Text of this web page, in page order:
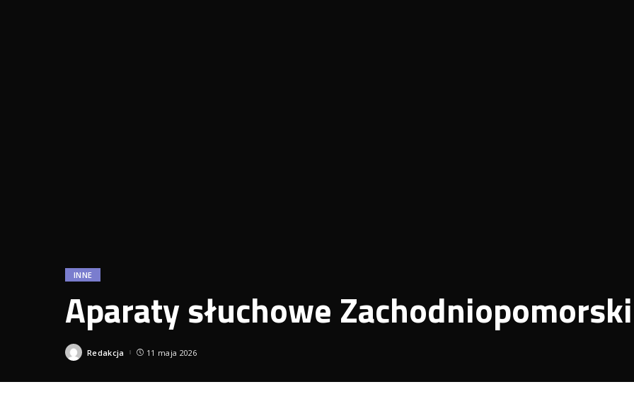
INNE
Aparaty słuchowe
Posted
Redakcja 11 maja 2026